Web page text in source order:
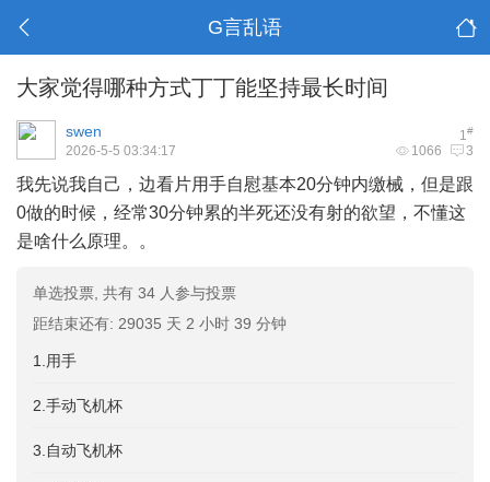
G言乱语
大家觉得哪种方式丁丁能坚持最长时间
1#
swen
1066 3
2026-5-5 03:34:17
我先说我自己，边看片用手自慰基本20分钟内缴械，但是跟
0做的时候，经常30分钟累的半死还没有射的欲望，不懂这
是啥什么原理。。
单选投票, 共有 34 人参与投票
距结束还有: 29035 天 2 小时 39 分钟
1.用手
2.手动飞机杯
3.自动飞机杯